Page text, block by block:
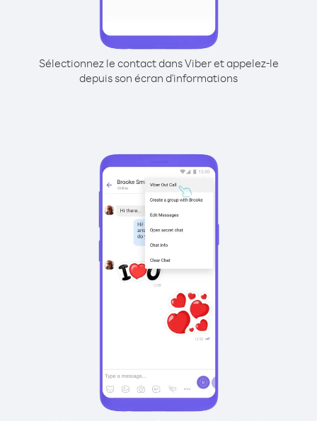
Sélectionnez le contact dans Viber et appelez-le
depuis son écran d'informations